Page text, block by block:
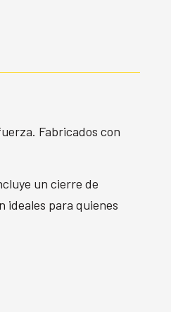
Fabricados con
un cierre de
ideales para quienes